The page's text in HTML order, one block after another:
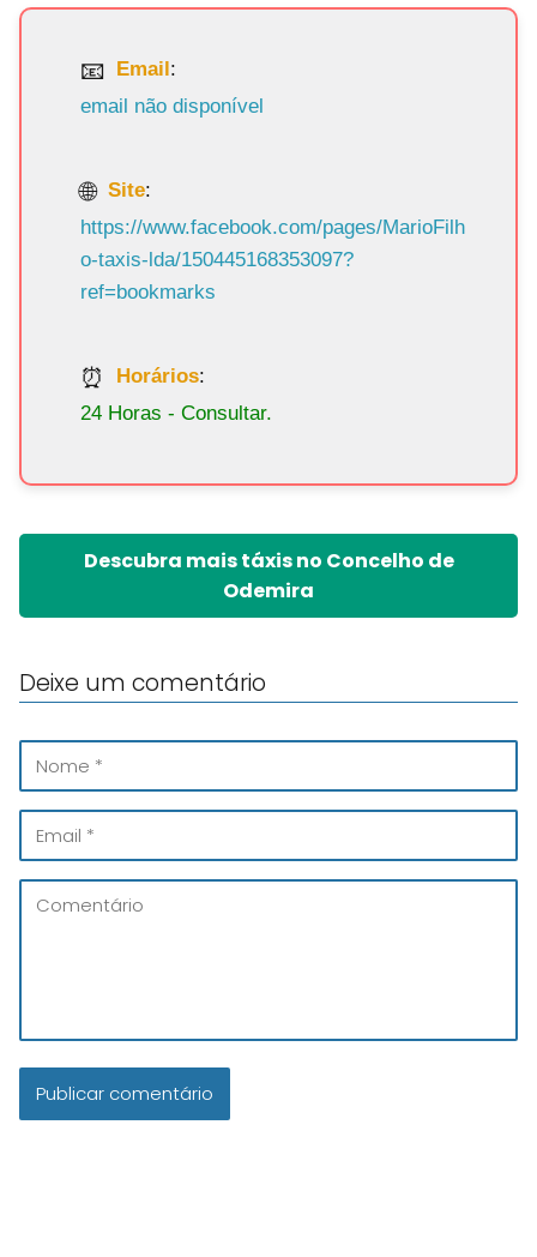
Email:
email não disponível
Site:
https://www.facebook.com/pages/MarioFilh
o-taxis-lda/150445168353097?
ref=bookmarks
Horários:
24 Horas - Consultar.
Descubra mais táxis no Concelho de
Odemira
Deixe um comentário